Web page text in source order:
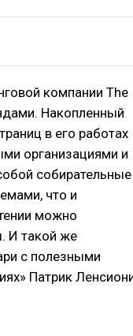
компании The
Накопленный
в его работах
организациями и
собирательные
что и
можно
И такой же
с полезными
Патрик